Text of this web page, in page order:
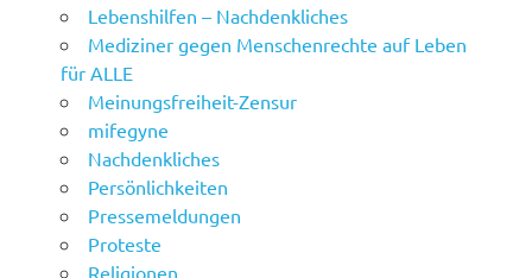
Lebenshilfen – Nachdenkliches
Mediziner gegen Menschenrechte auf Leben
für ALLE
Meinungsfreiheit-Zensur
mifegyne
Nachdenkliches
Persönlichkeiten
Pressemeldungen
Proteste
Religionen